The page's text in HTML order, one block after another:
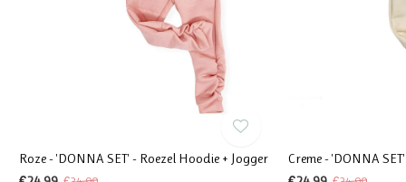
Roze - 'DONNA SET' - Roezel Hoodie + Jogger
Creme - 'DONNA